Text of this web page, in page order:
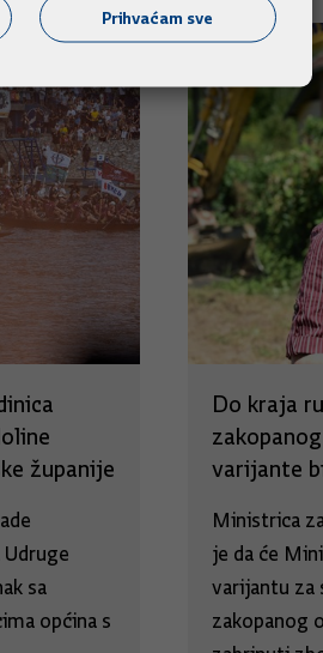
županije
sa
općina s
Do kraja
varijante
Ministrica
je da će
varijantu za
zakopanog
Prihvaćam sve